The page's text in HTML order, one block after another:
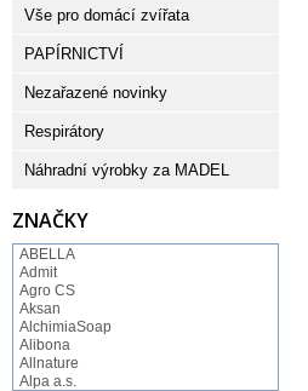
Vše pro domácí zvířata
PAPÍRNICTVÍ
Nezařazené novinky
Respirátory
Náhradní výrobky za MADEL
ZNAČKY
ABELLA
Admit
Agro CS
Aksan
AlchimiaSoap
Alibona
Allnature
Alpa a.s.